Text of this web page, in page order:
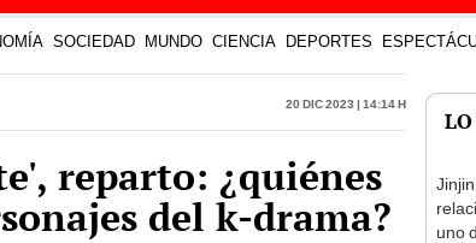
SOCIEDAD MUNDO CIENCIA DEPORTES
20 Dic 2023 | 14:14 h
reparto: ¿quiénes
del k-drama?
uno